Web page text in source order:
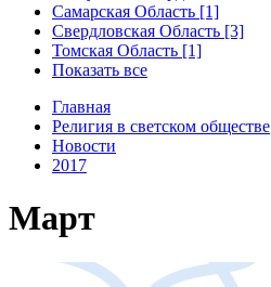
Самарская Область [1]
Свердловская Область [3]
Томская Область [1]
Показать все
Главная
Религия в светском обществе
Новости
2017
Март